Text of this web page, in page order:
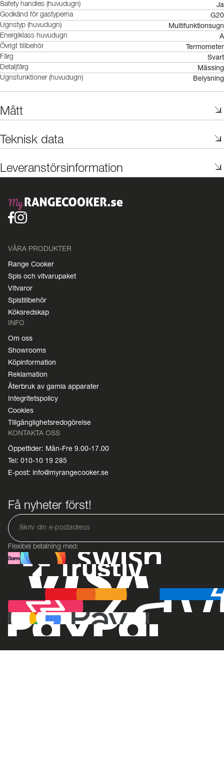
Safety handles (huvudugn) Ja
Godkänd för gastyperna G20
Ugnstyp (huvudugn) Multifunktionsugn
Energiklass huvudugn A
Övrigt tillbehör Termometer
Färg Svart
Detaljfärg Mässing
Ugnsfunktioner (huvudugn) Belysning
Mått
Teknisk data
Leveranstörsinformation
VÅRA PRODUKTER
Range Cooker
Spis och vitvarupaket
Vitvaror
Spistillbehör
Köksredskap
INFO
Om oss
Showrooms
Köpinformation
Reklamation
Återbruk av gamla apparater
Integritetspolicy
Cookies
Tillgänglighetsredogörelse
KONTAKTA OSS
Öppettider: Mån-Fre 9.00-17.00
Tel: 010-10 19 285
E-post: info@myrangecooker.se
Få nyheter först!
Flexibel betalning med: